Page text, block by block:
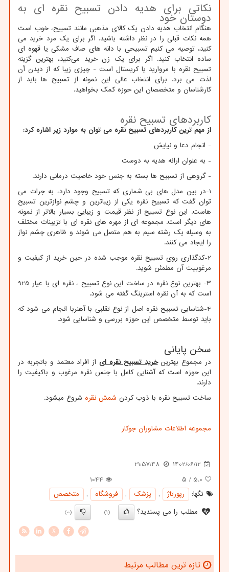
نکاتی برای هدیه دادن تسبیح نقره ای به
دوستان خود
هنگام انتخاب هدیه دادن یک کالای مذهبی مانند تسبیح، خوب است
همه نکات قبلی را در نظر داشته باشید. اگر برای یک مرد خرید می
کنید، توصیه می کنیم تسبیحی با دانه های صاف مشکی یا قهوه ای
ساده انتخاب کنید. اگر برای یک زن خرید می‌کنید، بهترین گزینه
تسبیح نقره با مروارید یا کریستال است - چیزی زیبا که از دیدن آن
لذت می برد. برای انتخاب عالی این نمونه از تسبیح ها باید از
کارشناسان و متخصصان این حوزه کمک بخواهید.
کاربردهای تسبیح نقره
از مهم ترین کاربردهای تسبیح نقره می توان به موارد زیر اشاره کرد:
- انجام دعا و نیایش
- به عنوان ارائه هدیه به دوست
- گروهی از تسبیح ها بسته به جنس خود خاصیت درمانی دارند.
1-در بین مدل های بی شماری که تسبیح وجود دارد، به جرات می
توان گفت که تسبیح نقره یکی از زیباترین و چشم نوازترین تسبیح
هاست. این نوع تسبیح از نظر قیمت و زیبایی بسیار بالاتر از نمونه
های دیگر است. مجموعه ای از مهره های نقره ای با تزیینات مختلف
به وسیله یک رشته سیم به هم متصل می شوند و ظاهری چشم نواز
را ایجاد می کنند.
2-کدگذاری روی تسبیح نقره موجب شده در حین خرید از کیفیت و
مرغوبیت آن مطمئن شوید.
3- بهترین نوع نقره در ساخت این نوع تسبیح ، نقره ای با عیار 925
است که به آن نقره استرینگ گفته می شود.
4-شناسایی تسبیح نقره اصل از نوع تقلبی با آهنربا انجام می شود که
باید توسط متخصص این حوزه بررسی و شناسایی شود.
سخن پایانی
در مجموع بهترینخرید تسبیح نقره ای از افراد معتمد و باتجربه در
این حوزه است که آشنایی کامل با جنس نقره مرغوب و باکیفیت را
دارند.
ساخت تسبیح نقره با ذوب کردن شمش نقره شروع میشود.
مجموعه اطلاعات مشاوران جوکار
1402/06/12
21:57:48
5.0 / ۵
1044
تگها:
رپورتاژ , پزشك , فروشگاه ,
متخصص
مطلب را می پسندید؟
(1)
(0)
X
تازه ترین مطالب مرتبط